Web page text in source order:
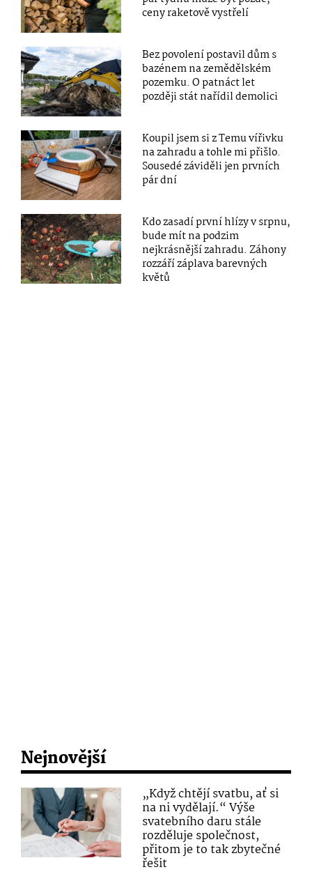
ceny raketově vystřelí
Bez povolení postavil dům s
bazénem na zemědělském
pozemku. O patnáct let
později stát nařídil demolici
Koupil jsem si z Temu vířivku
na zahradu a tohle mi přišlo.
Sousedé záviděli jen prvních
pár dní
Kdo zasadí první hlízy v srpnu,
bude mít na podzim
nejkrásnější zahradu. Záhony
rozzáří záplava barevných
květů
Nejnovější
„Když chtějí svatbu, ať si
na ni vydělají.“ Výše
svatebního daru stále
rozděluje společnost,
přitom je to tak zbytečné
řešit